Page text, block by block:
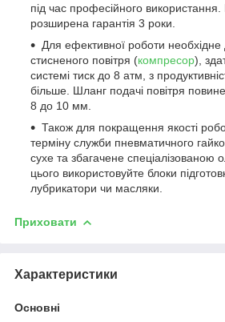
під час професійного використання.
розширена гарантія 3 роки.
Для ефективної роботи
стисненого повітря (компресор),
системі тиск до 8 атм, з
більше. Шланг подачі повітря
8 до 10 мм.
Також для покращення якості
терміну служби пневматичного
сухе та збагачене спеціалізованою
цього використовуйте блоки
лубрикатори чи масляки.
Приховати
Характеристики
Основні